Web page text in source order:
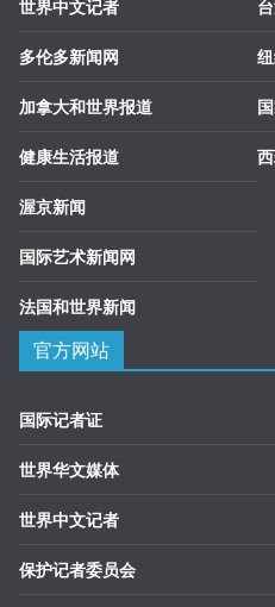
世界中文记者
多伦多新闻网
加拿大和世界报道
健康生活报道
渥京新闻
国际艺术新闻网
法国和世界新闻
官方网站
国际记者证
世界华文媒体
世界中文记者
保护记者委员会